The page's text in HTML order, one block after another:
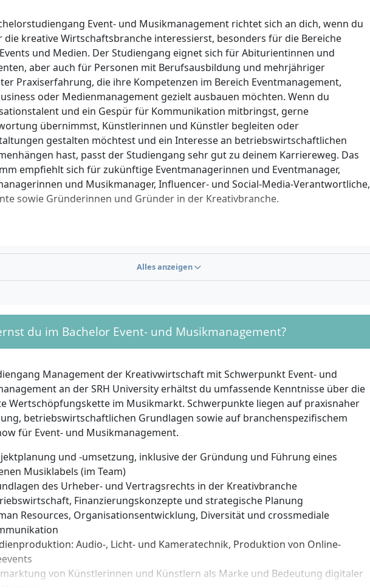
Event- und Musikmanagement richtet sich an dich, wenn du
die kreative Wirtschaftsbranche interessierst, besonders für die Bereiche
und Medien. Der Studiengang eignet sich für Abiturientinnen und
aber auch für Personen mit Berufsausbildung und mehrjähriger
Praxiserfahrung, die ihre Kompetenzen im Bereich Eventmanagement,
oder Medienmanagement gezielt ausbauen möchten. Wenn du
und ein Gespür für Kommunikation mitbringst, gerne
übernimmst, Künstlerinnen und Künstler begleiten oder
gestalten möchtest und ein Interesse an betriebswirtschaftlichen
hast, passt der Studiengang sehr gut zu deinem Karriereweg. Das
empfiehlt sich für zukünftige Eventmanagerinnen und Eventmanager,
und Musikmanager, Influencer- und Social-Media-Verantwortliche,
sowie Gründerinnen und Gründer in der Kreativbranche.
Hochschulreife (Abitur), fachgebundene Hochschulreife oder
(1 Seite, maximal 1.800 Zeichen, Bezug zum Studium und zu
beruflichen Zielen)
(bei internationalen Bewerberinnen und Bewerbern: National Identity
ausreichender Deutschkenntnisse
der Unterlagen lädst dich die Hochschule zu einem Auswahlgespräch
erfolgreichem Verlauf erhältst du ein Studienplatzangebot.
persönlichen Voraussetzungen und Eigenschaften sind hilfreich?
an Musik, Medien und Veranstaltungen sowie an betriebswirtschaftlichen
und Verantwortungsbewusstsein
und Freude an Teamarbeit sowie am Vernetzen mit
und Engagement für innovative Projekte
Alles anzeigen
du im Bachelor Event- und Musikmanagement?
Management der Kreativwirtschaft mit Schwerpunkt Event- und
an der SRH University erhältst du umfassende Kenntnisse über die
Wertschöpfungskette im Musikmarkt. Schwerpunkte liegen auf praxisnaher
betriebswirtschaftlichen Grundlagen sowie auf branchenspezifischem
für Event- und Musikmanagement.
und -umsetzung, inklusive der Gründung und Führung eines
Musiklabels (im Team)
des Urheber- und Vertragsrechts in der Kreativbranche
Finanzierungskonzepte und strategische Planung
Resources, Organisationsentwicklung, Diversität und crossmediale
Audio-, Licht- und Kameratechnik, Produktion von Online-
von Künstlerinnen und Künstlern als Marke und Bedeutung digitaler